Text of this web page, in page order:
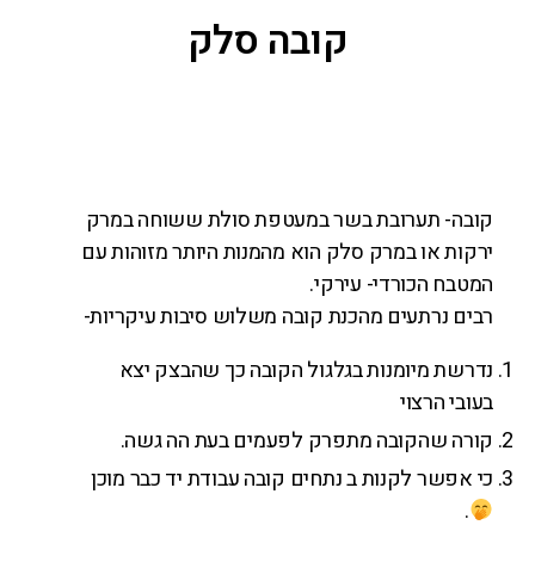
קובה סלק
קובה- תערובת בשר במעטפת סולת ששוחה במרק
ירקות או במרק סלק הוא מהמנות היותר מזוהות עם
המטבח הכורדי- עירקי.
רבים נרתעים מהכנת קובה משלוש סיבות עיקריות-
נדרשת מיומנות בגלגול הקובה כך שהבצק יצא
בעובי הרצוי
קורה שהקובה מתפרק לפעמים בעת הה גשה.
כי אפשר לקנות ב נתחים קובה עבודת יד כבר מוכן
.